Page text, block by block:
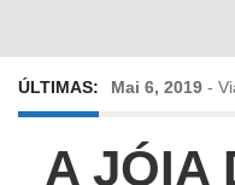
ÚLTIMAS: Mai 6, 2019 -
Abr 24, 2019 -
A JÓIA